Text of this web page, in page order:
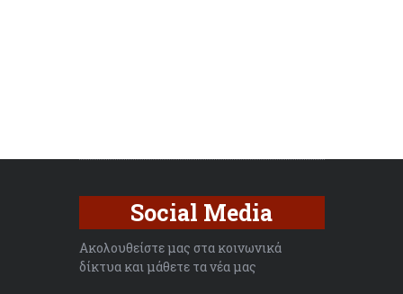
Social Media
Ακολουθείστε μας στα κοινωνικά
δίκτυα και μάθετε τα νέα μας